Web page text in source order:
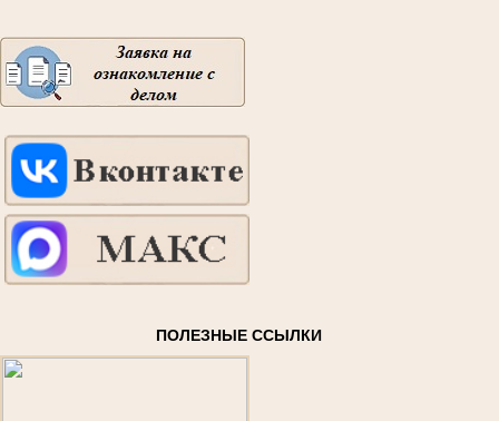
ПОЛЕЗНЫЕ ССЫЛКИ